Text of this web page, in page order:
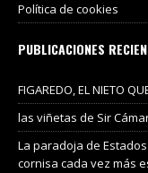
Política de cookies
PUBLICACIONES
FIGAREDO, EL NIETO
las viñetas de Sir
La paradoja de
cornisa cada vez más